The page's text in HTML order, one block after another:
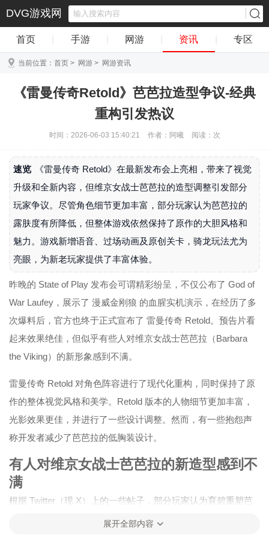
DVG游戏网
首页 手游 网游 资讯 专区
当前位置： 首页 > 网游 > 网游资讯
《雷曼传奇Retold》芭芭拉造型争议-经典
重构引发热议
时间：2026-06-03 15:40:21 作者：阿曦 阅读： 次
速览
《雷曼传奇 Retold》在最新发布会上亮相，带来了视觉
升级和全新内容，但维京女战士芭芭拉的造型调整引发部分
玩家争议。尽管角色细节更加丰富，部分玩家认为芭芭拉的
露肤度有所降低，但整体游戏依然保持了原作的大胆风格和
魅力。游戏新增语音、过场动画及原创关卡，骑龙玩法尤为
亮眼，为新老玩家提供了丰富体验。
昨晚的 State of Play 发布会可谓精彩纷呈，不仅公布了 God of
War Laufey，展示了 漫威金刚狼 的血腥实机演示，在经历了多
次爆料后，官方也终于正式宣布了 雷曼传奇 Retold。预告片看
起来效果绝佳，但似乎有些人对维京女战士芭芭拉（Barbara
the Viking）的新形象感到不满。
雷曼传奇 Retold 对角色阵容进行了现代化重构，同时保持了原
作的整体视觉风格和美学。Retold 版本的人物细节更加丰富，
光影效果更佳，并进行了一些设计调整。然而，有一些抱怨声
称开发者减少了芭芭拉的低胸装设计。
有人对维京女战士芭芭拉的新造型感到不
满
根据 Twitter（现 X）上的一些帖子，部分玩家认为育碧重塑芭
芭拉是为了减少她的露肤度。虽然原作中的芭芭拉确实穿得比
展开全部内容